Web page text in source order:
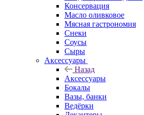
Консервация
Масло оливковое
Мясная гастрономия
Снеки
Соусы
Сыры
Аксессуары
Назад
Аксессуары
Бокалы
Вазы, банки
Ведёрки